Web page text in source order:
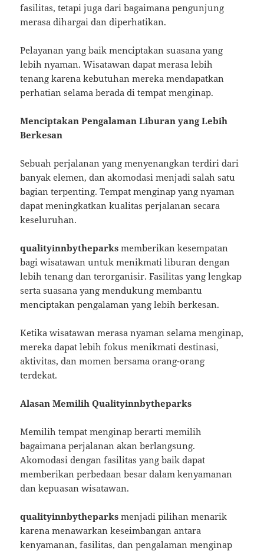
fasilitas, tetapi juga dari bagaimana pengunjung
merasa dihargai dan diperhatikan.
Pelayanan yang baik menciptakan suasana yang
lebih nyaman. Wisatawan dapat merasa lebih
tenang karena kebutuhan mereka mendapatkan
perhatian selama berada di tempat menginap.
Menciptakan Pengalaman Liburan yang Lebih
Berkesan
Sebuah perjalanan yang menyenangkan terdiri dari
banyak elemen, dan akomodasi menjadi salah satu
bagian terpenting. Tempat menginap yang nyaman
dapat meningkatkan kualitas perjalanan secara
keseluruhan.
qualityinnbytheparks memberikan kesempatan
bagi wisatawan untuk menikmati liburan dengan
lebih tenang dan terorganisir. Fasilitas yang lengkap
serta suasana yang mendukung membantu
menciptakan pengalaman yang lebih berkesan.
Ketika wisatawan merasa nyaman selama menginap,
mereka dapat lebih fokus menikmati destinasi,
aktivitas, dan momen bersama orang-orang
terdekat.
Alasan Memilih Qualityinnbytheparks
Memilih tempat menginap berarti memilih
bagaimana perjalanan akan berlangsung.
Akomodasi dengan fasilitas yang baik dapat
memberikan perbedaan besar dalam kenyamanan
dan kepuasan wisatawan.
qualityinnbytheparks menjadi pilihan menarik
karena menawarkan keseimbangan antara
kenyamanan, fasilitas, dan pengalaman menginap